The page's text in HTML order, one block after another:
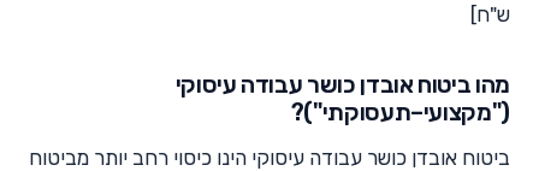
ש"ח]
מהו ביטוח אובדן כושר עבודה עיסוקי
("מקצועי–תעסוקתי")?
ביטוח אובדן כושר עבודה עיסוקי הינו כיסוי רחב יותר מביטוח